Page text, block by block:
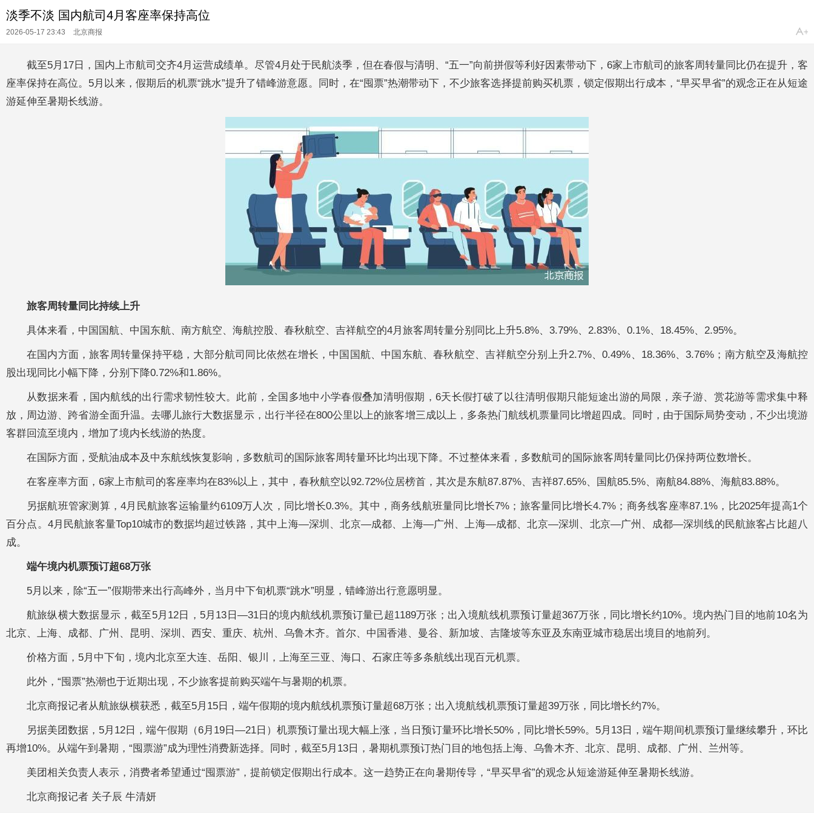
淡季不淡 国内航司4月客座率保持高位
2026-05-17 23:43 北京商报
截至5月17日，国内上市航司交齐4月运营成绩单。尽管4月处于民航淡季，但在春假与清明、“五一”向前拼假等利好因素带动下，6家上市航司的旅客周转量同比仍在提升，客
座率保持在高位。5月以来，假期后的机票“跳水”提升了错峰游意愿。同时，在“囤票”热潮带动下，不少旅客选择提前购买机票，锁定假期出行成本，“早买早省”的观念正在从短途
游延伸至暑期长线游。
旅客周转量同比持续上升
具体来看，中国国航、中国东航、南方航空、海航控股、春秋航空、吉祥航空的4月旅客周转量分别同比上升5.8%、3.79%、2.83%、0.1%、18.45%、2.95%。
在国内方面，旅客周转量保持平稳，大部分航司同比依然在增长，中国国航、中国东航、春秋航空、吉祥航空分别上升2.7%、0.49%、18.36%、3.76%；南方航空及海航控
股出现同比小幅下降，分别下降0.72%和1.86%。
从数据来看，国内航线的出行需求韧性较大。此前，全国多地中小学春假叠加清明假期，6天长假打破了以往清明假期只能短途出游的局限，亲子游、赏花游等需求集中释
放，周边游、跨省游全面升温。去哪儿旅行大数据显示，出行半径在800公里以上的旅客增三成以上，多条热门航线机票量同比增超四成。同时，由于国际局势变动，不少出境游
客群回流至境内，增加了境内长线游的热度。
在国际方面，受航油成本及中东航线恢复影响，多数航司的国际旅客周转量环比均出现下降。不过整体来看，多数航司的国际旅客周转量同比仍保持两位数增长。
在客座率方面，6家上市航司的客座率均在83%以上，其中，春秋航空以92.72%位居榜首，其次是东航87.87%、吉祥87.65%、国航85.5%、南航84.88%、海航83.88%。
另据航班管家测算，4月民航旅客运输量约6109万人次，同比增长0.3%。其中，商务线航班量同比增长7%；旅客量同比增长4.7%；商务线客座率87.1%，比2025年提高1个
百分点。4月民航旅客量Top10城市的数据均超过铁路，其中上海—深圳、北京—成都、上海—广州、上海—成都、北京—深圳、北京—广州、成都—深圳线的民航旅客占比超八
成。
端午境内机票预订超68万张
5月以来，除“五一”假期带来出行高峰外，当月中下旬机票“跳水”明显，错峰游出行意愿明显。
航旅纵横大数据显示，截至5月12日，5月13日—31日的境内航线机票预订量已超1189万张；出入境航线机票预订量超367万张，同比增长约10%。境内热门目的地前10名为
北京、上海、成都、广州、昆明、深圳、西安、重庆、杭州、乌鲁木齐。首尔、中国香港、曼谷、新加坡、吉隆坡等东亚及东南亚城市稳居出境目的地前列。
价格方面，5月中下旬，境内北京至大连、岳阳、银川，上海至三亚、海口、石家庄等多条航线出现百元机票。
此外，“囤票”热潮也于近期出现，不少旅客提前购买端午与暑期的机票。
北京商报记者从航旅纵横获悉，截至5月15日，端午假期的境内航线机票预订量超68万张；出入境航线机票预订量超39万张，同比增长约7%。
另据美团数据，5月12日，端午假期（6月19日—21日）机票预订量出现大幅上涨，当日预订量环比增长50%，同比增长59%。5月13日，端午期间机票预订量继续攀升，环比
再增10%。从端午到暑期，“囤票游”成为理性消费新选择。同时，截至5月13日，暑期机票预订热门目的地包括上海、乌鲁木齐、北京、昆明、成都、广州、兰州等。
美团相关负责人表示，消费者希望通过“囤票游”，提前锁定假期出行成本。这一趋势正在向暑期传导，“早买早省”的观念从短途游延伸至暑期长线游。
北京商报记者 关子辰 牛清妍